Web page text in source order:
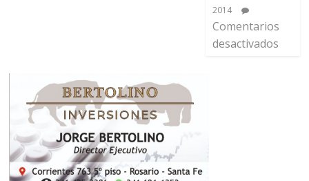
2014
Comentarios
desactivados